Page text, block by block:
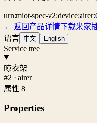
urn:miot-spec-
← 返回产品详情下载米家
语言 中文 English
Service tree
晾衣架
#2 · airer
属性 8
Properties